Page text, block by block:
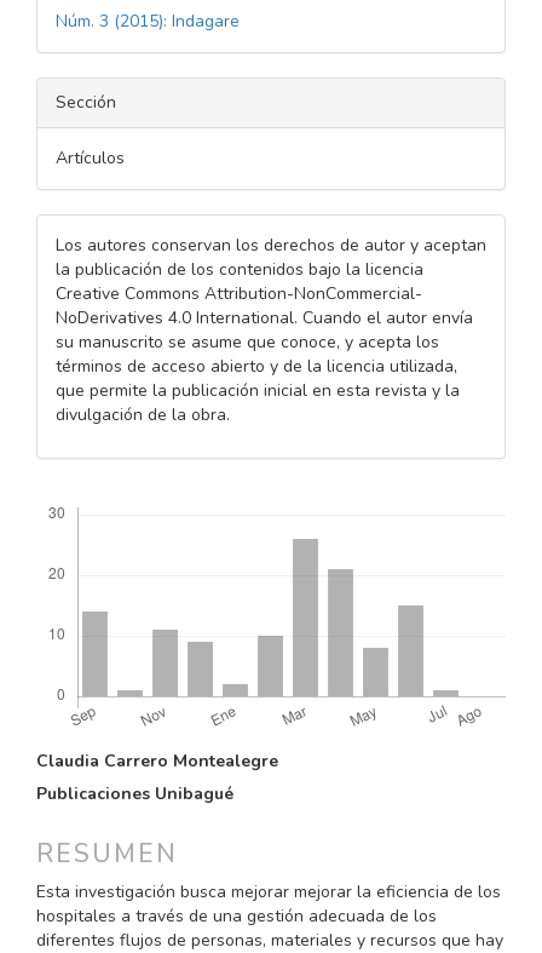
Núm. 3 (2015): Indagare
Sección
Artículos
Los autores conservan los derechos de autor y aceptan
la publicación de los contenidos bajo la licencia
Creative Commons Attribution-NonCommercial-
NoDerivatives 4.0 International. Cuando el autor envía
su manuscrito se asume que conoce, y acepta los
términos de acceso abierto y de la licencia utilizada,
que permite la publicación inicial en esta revista y la
divulgación de la obra.
CONTENIDO
PRINCIPAL
ARTÍCULO
Claudia Carrero Montealegre
Publicaciones Unibagué
RESUMEN
Esta investigación busca mejorar mejorar la eficiencia de los
hospitales a través de una gestión adecuada de los
diferentes flujos de personas, materiales y recursos que hay